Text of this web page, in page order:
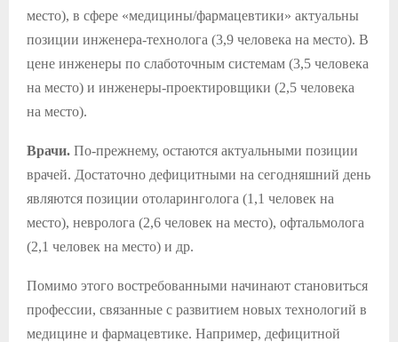
место), в сфере «медицины/фармацевтики» актуальны
позиции инженера-технолога (3,9 человека на место). В
цене инженеры по слаботочным системам (3,5 человека
на место) и инженеры-проектировщики (2,5 человека
на место).
Врачи. По-прежнему, остаются актуальными позиции
врачей. Достаточно дефицитными на сегодняшний день
являются позиции отоларинголога (1,1 человек на
место), невролога (2,6 человек на место), офтальмолога
(2,1 человек на место) и др.
Помимо этого востребованными начинают становиться
профессии, связанные с развитием новых технологий в
медицине и фармацевтике. Например, дефицитной